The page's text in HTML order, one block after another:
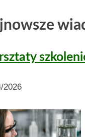
2026